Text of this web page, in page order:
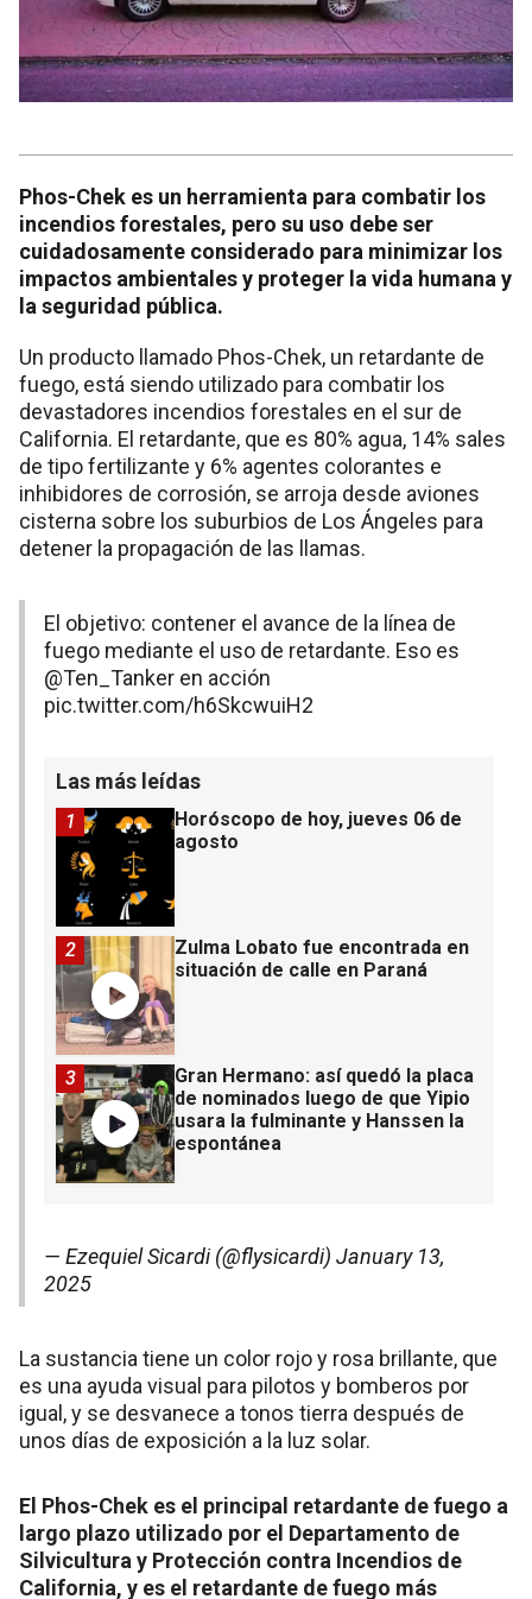
Phos-Chek es un herramienta para combatir los
incendios forestales, pero su uso debe ser
cuidadosamente considerado para minimizar los
impactos ambientales y proteger la vida humana y
la seguridad pública.
Un producto llamado Phos-Chek, un retardante de
fuego, está siendo utilizado para combatir los
devastadores incendios forestales en el sur de
California. El retardante, que es 80% agua, 14% sales
de tipo fertilizante y 6% agentes colorantes e
inhibidores de corrosión, se arroja desde aviones
cisterna sobre los suburbios de Los Ángeles para
detener la propagación de las llamas.
El objetivo: contener el avance de la línea de
fuego mediante el uso de retardante. Eso es
@Ten_Tanker en acción
pic.twitter.com/h6SkcwuiH2
Las más leídas
Horóscopo de hoy, jueves 06 de
agosto
1
Zulma Lobato fue encontrada en
situación de calle en Paraná
2
Gran Hermano: así quedó la placa
de nominados luego de que Yipio
usara la fulminante y Hanssen la
espontánea
3
— Ezequiel Sicardi (@flysicardi) January 13,
2025
La sustancia tiene un color rojo y rosa brillante, que
es una ayuda visual para pilotos y bomberos por
igual, y se desvanece a tonos tierra después de
unos días de exposición a la luz solar.
El Phos-Chek es el principal retardante de fuego a
largo plazo utilizado por el Departamento de
Silvicultura y Protección contra Incendios de
California, y es el retardante de fuego más